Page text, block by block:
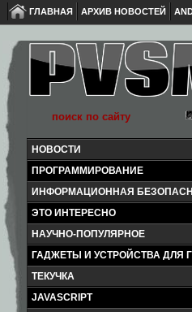
ГЛАВНАЯ АРХИВ НОВОСТЕЙ
НОВОСТИ
ПРОГРАММИРОВАНИЕ
ИНФОРМАЦИОННАЯ
ЭТО ИНТЕРЕСНО
НАУЧНО-ПОПУЛЯРНОЕ
ГАДЖЕТЫ И УСТРОЙСТВА ДЛЯ
ТЕКУЧКА
JAVASCRIPT